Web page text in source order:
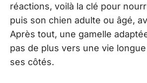
réactions, voilà la clé pour
puis son chien adulte ou âgé,
Après tout, une gamelle
pas de plus vers une vie
ses côtés.